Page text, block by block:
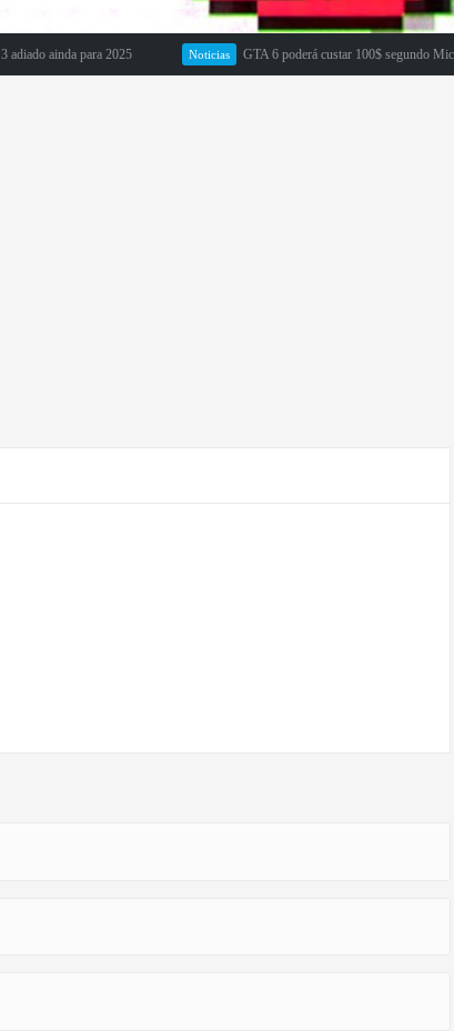
para 2025 GTA 6 poderá custar 100$ segundo Michael